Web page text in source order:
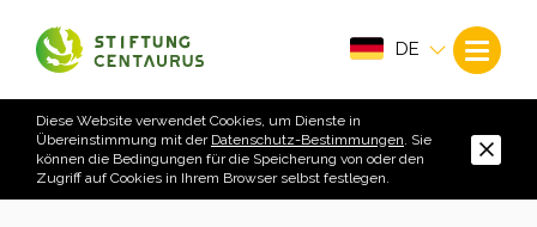
DE
Diese Website verwendet Cookies, um Dienste in
Übereinstimmung mit der Datenschutz-Bestimmungen. Sie
können die Bedingungen für die Speicherung von oder den
Zugriff auf Cookies in Ihrem Browser selbst festlegen.